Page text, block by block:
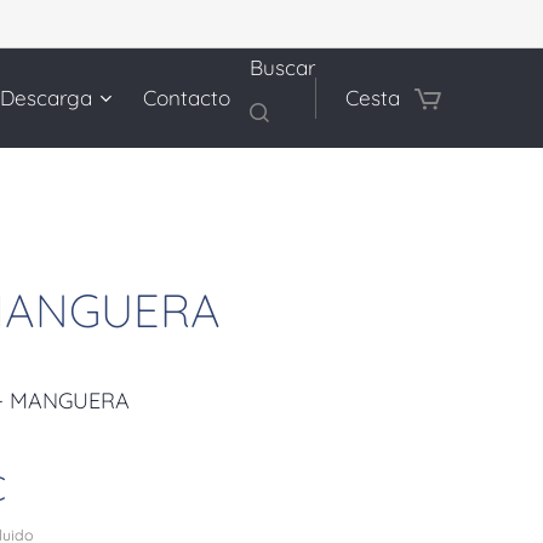
Contacto
Buscar
Cesta
MANGUERA